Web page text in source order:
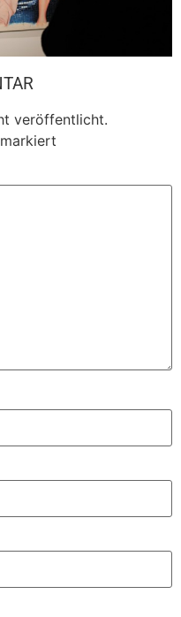
veröffentlicht.
markiert